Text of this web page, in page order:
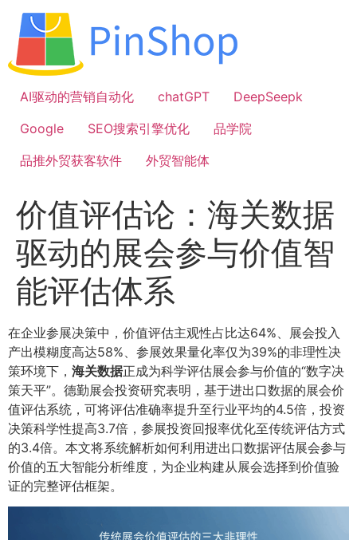
容
AI驱动的营销自动化
chatGPT
DeepSeepk
Google
SEO搜索引擎优化
品学院
品推外贸获客软件
外贸智能体
价值评估论：海关数据
驱动的展会参与价值智
能评估体系
在企业参展决策中，价值评估主观性占比达64%、展会投入
产出模糊度高达58%、参展效果量化率仅为39%的非理性决
策环境下， 海关数据正成为科学评估展会参与价值的“数字决
策天平”。德勤展会投资研究表明，基于进出口数据的展会价
值评估系统，可将评估准确率提升至行业平均的4.5倍，投资
决策科学性提高3.7倍，参展投资回报率优化至传统评估方式
的3.4倍。本文将系统解析如何利用进出口数据评估展会参与
价值的五大智能分析维度，为企业构建从展会选择到价值验
证的完整评估框架。